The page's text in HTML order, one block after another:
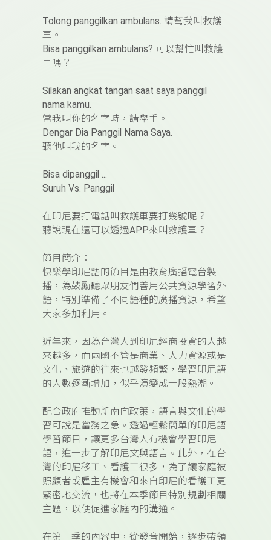
Tolong panggilkan ambulans. 請幫我叫救護
車。
Bisa panggilkan ambulans? 可以幫忙叫救護
車嗎？
Silakan angkat tangan saat saya panggil
nama kamu.
當我叫你的名字時，請舉手。
Dengar Dia Panggil Nama Saya.
聽他叫我的名字。
Bisa dipanggil ...
Suruh Vs. Panggil
在印尼要打電話叫救護車要打幾號呢？
聽說現在還可以透過APP來叫救護車？
節目簡介：
快樂學印尼語的節目是由教育廣播電台製
播，為鼓勵聽眾朋友們善用公共資源學習外
語，特別準備了不同語種的廣播資源，希望
大家多加利用。
近年來，因為台灣人到印尼經商投資的人越
來越多，而兩國不管是商業、人力資源或是
文化、旅遊的往來也越發頻繁，學習印尼語
的人數逐漸增加，似乎演變成一股熱潮。
配合政府推動新南向政策，語言與文化的學
習可說是當務之急。透過輕鬆簡單的印尼語
學習節目，讓更多台灣人有機會學習印尼
語，進一步了解印尼文與語言。此外，在台
灣的印尼移工、看護工很多，為了讓家庭被
照顧者或雇主有機會和來自印尼的看護工更
緊密地交流，也將在本季節目特別規劃相關
主題，以便促進家庭內的溝通。
在第一季的內容中，從發音開始，逐步帶領